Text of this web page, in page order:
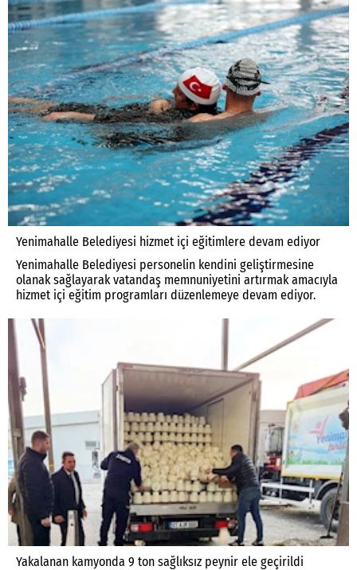
Yenimahalle Belediyesi hizmet içi eğitimlere devam ediyor
Yenimahalle Belediyesi personelin kendini geliştirmesine
olanak sağlayarak vatandaş memnuniyetini artırmak amacıyla
hizmet içi eğitim programları düzenlemeye devam ediyor.
Yakalanan kamyonda 9 ton sağlıksız peynir ele geçirildi